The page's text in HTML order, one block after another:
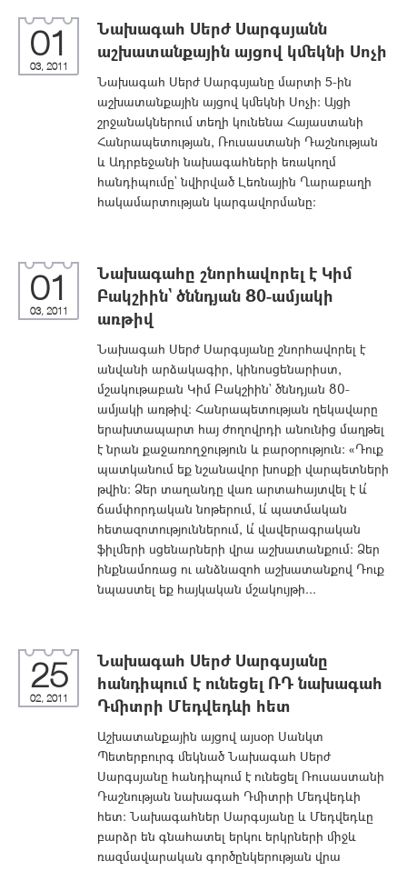
01
03, 2011
Նախագահ Սերժ Սարգսյանն
աշխատանքային այցով կմեկնի Սոչի
Նախագահ Սերժ Սարգսյանը մարտի 5-ին
աշխատանքային այցով կմեկնի Սոչի: Այցի
շրջանակներում տեղի կունենա Հայաստանի
Հանրապետության, Ռուսաստանի Դաշնության
և Ադրբեջանի նախագահների եռակողմ
հանդիպումը` նվիրված Լեռնային Ղարաբաղի
հակամարտության կարգավորմանը:
01
03, 2011
Նախագահը շնորհավորել է Կիմ
Բակշիին` ծննդյան 80-ամյակի
առթիվ
Նախագահ Սերժ Սարգսյանը շնորհավորել է
անվանի արձակագիր, կինոսցենարիստ,
մշակութաբան Կիմ Բակշիին` ծննդյան 80-
ամյակի առթիվ: Հանրապետության ղեկավարը
երախտապարտ հայ ժողովրդի անունից մաղթել
է նրան քաջառողջություն և բարօրություն: «Դուք
պատկանում եք նշանավոր խոսքի վարպետների
թվին: Ձեր տաղանդը վառ արտահայտվել է և՛
ճամփորդական նոթերում, և՛ պատմական
հետազոտություններում, և՛ վավերագրական
ֆիլմերի սցենարների վրա աշխատանքում: Ձեր
ինքնամոռաց ու անձնազոհ աշխատանքով Դուք
նպաստել եք հայկական մշակույթի...
25
02, 2011
Նախագահ Սերժ Սարգսյանը
հանդիպում է ունեցել ՌԴ նախագահ
Դմիտրի Մեդվեդևի հետ
Աշխատանքային այցով այսօր Սանկտ
Պետերբուրգ մեկնած Նախագահ Սերժ
Սարգսյանը հանդիպում է ունեցել Ռուսաստանի
Դաշնության նախագահ Դմիտրի Մեդվեդևի
հետ: Նախագահներ Սարգսյանը և Մեդվեդևը
բարձր են գնահատել երկու երկրների միջև
ռազմավարական գործընկերության վրա